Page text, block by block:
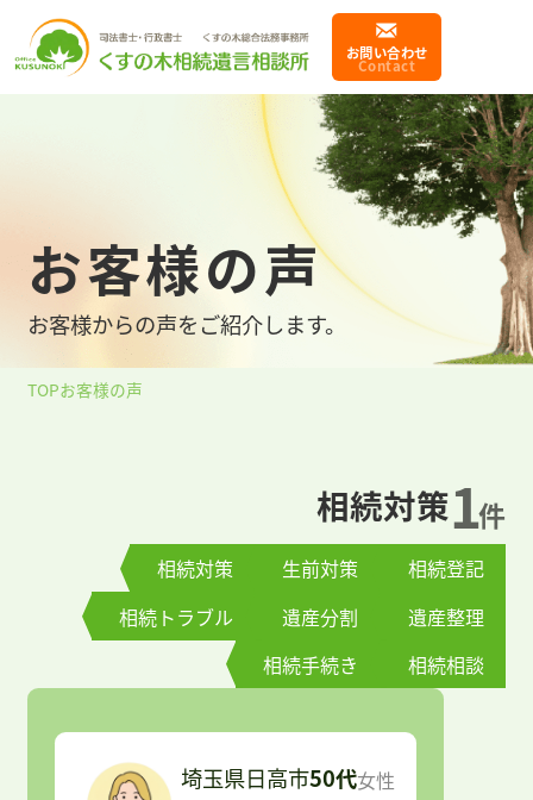
終活支援・相続手続き
選ばれる理由
Reason
Staff
事務所案内
Office
お問い合わせ
Contact
お客様の声
お客様からの声をご紹介します。
TOPお客様の声
相続対策1件
相続対策 生前対策
相続登記
相続トラブル
遺産分割
遺産整理
相続手続き
相続相談
埼玉県日高市50代女性